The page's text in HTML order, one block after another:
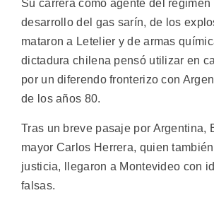
Su carrera como agente del régimen
desarrollo del gas sarín, de los
mataron a Letelier y de armas
dictadura chilena pensó utilizar en
por un diferendo fronterizo con
de los años 80.
Tras un breve pasaje por Argentina,
mayor Carlos Herrera, quien
justicia, llegaron a Montevideo con
falsas.